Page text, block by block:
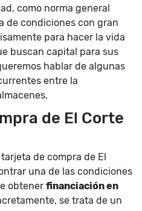
como norma general
de condiciones con gran
para hacer la vida
buscan capital para sus
hablar de algunas
entre la
de El Corte
de compra de El
una de las condiciones
obtener financiación en
se trata de un